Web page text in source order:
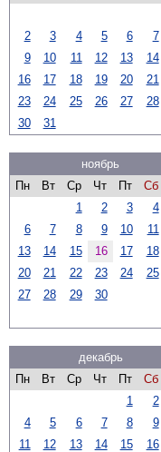
2
3 4 5 6 7
9
10 11 12 13 14
16
17 18 19 20 21
23
24 25 26 27 28
30
31
ноябрь
Пн
Вт Ср Чт Пт Сб
1
2 3 4
6
7 8 9 10 11
13
14 15 16 17 18
20
21 22 23 24 25
27
28 29 30
декабрь
Пн
Вт Ср Чт Пт Сб
1
2
4
5 6 7 8 9
11
12 13 14 15 16